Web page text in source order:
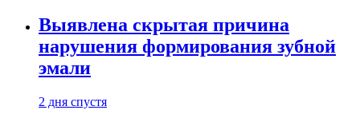
Выявлена скрытая причина
нарушения формирования зубной
эмали
2 дня спустя